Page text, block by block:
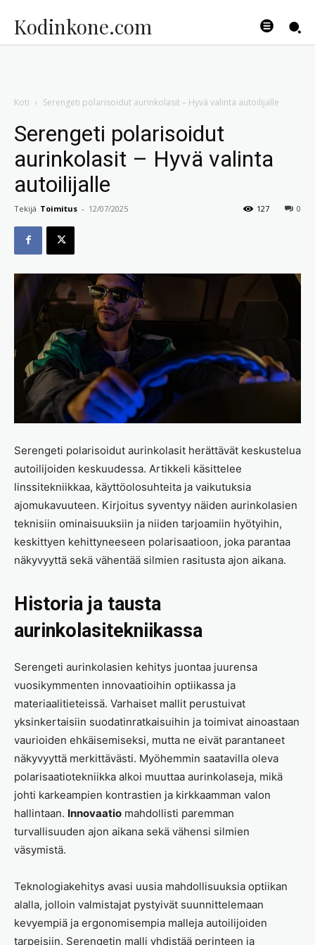
Kodinkone.com
Koti Serengeti polarisoidut aurinkolasit – Hyvä valinta autoilijalle
Serengeti polarisoidut
aurinkolasit – Hyvä valinta
autoilijalle
Tekijä Toimitus - 12/07/2025 0
127
Serengeti polarisoidut aurinkolasit herättävät keskustelua
autoilijoiden keskuudessa. Artikkeli käsittelee
linssitekniikkaa, käyttöolosuhteita ja vaikutuksia
ajomukavuuteen. Kirjoitus syventyy näiden aurinkolasien
teknisiin ominaisuuksiin ja niiden tarjoamiin hyötyihin,
keskittyen kehittyneeseen polarisaatioon, joka parantaa
näkyvyyttä sekä vähentää silmien rasitusta ajon aikana.
Historia ja tausta
aurinkolasitekniikassa
Serengeti aurinkolasien kehitys juontaa juurensa
vuosikymmenten innovaatioihin optiikassa ja
materiaalitieteissä. Varhaiset mallit perustuivat
yksinkertaisiin suodatinratkaisuihin ja toimivat ainoastaan
vaurioiden ehkäisemiseksi, mutta ne eivät parantaneet
näkyvyyttä merkittävästi. Myöhemmin saatavilla oleva
polarisaatiotekniikka alkoi muuttaa aurinkolaseja, mikä
johti karkeampien kontrastien ja kirkkaamman valon
hallintaan. Innovaatio mahdollisti paremman
turvallisuuden ajon aikana sekä vähensi silmien
väsymistä.
Teknologiakehitys avasi uusia mahdollisuuksia optiikan
alalla, jolloin valmistajat pystyivät suunnittelemaan
kevyempiä ja ergonomisempia malleja autoilijoiden
tarpeisiin. Serengetin malli yhdistää perinteen ja